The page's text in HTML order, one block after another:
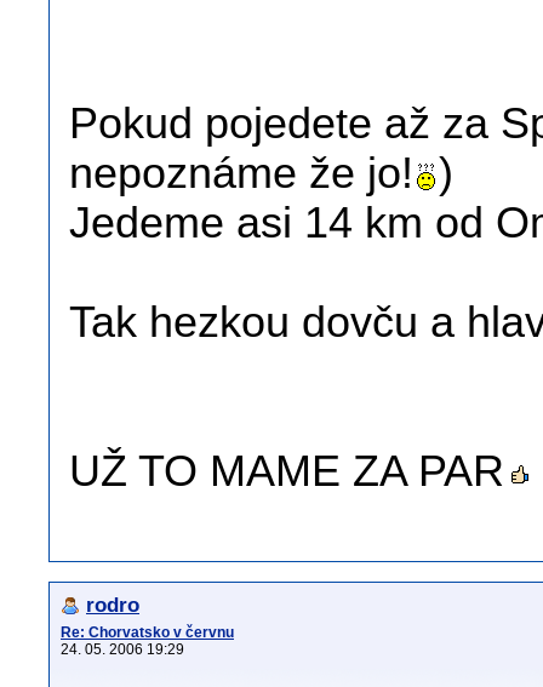
Pokud pojedete až za
nepoznáme že jo! )
Jedeme asi 14 km od
Tak hezkou dovču a
UŽ TO MAME ZA PAR
rodro
Re: Chorvatsko v červnu
24. 05. 2006 19:29